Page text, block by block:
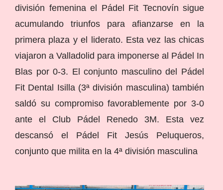
división femenina el Pádel Fit Tecnovín sigue
acumulando triunfos para afianzarse en la
primera plaza y el liderato. Esta vez las chicas
viajaron a Valladolid para imponerse al Pádel In
Blas por 0-3. El conjunto masculino del Pádel
Fit Dental Isilla (3ª división masculina) también
saldó su compromiso favorablemente por 3-0
ante el Club Pádel Renedo 3M. Esta vez
descansó el Pádel Fit Jesús Peluqueros,
conjunto que milita en la 4ª división masculina